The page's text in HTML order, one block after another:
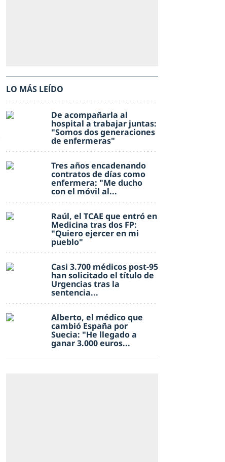
LO MÁS LEÍDO
De acompañarla al
hospital a trabajar juntas:
"Somos dos generaciones
de enfermeras"
Tres años encadenando
contratos de días como
enfermera: "Me ducho
con el móvil al...
Raúl, el TCAE que entró en
Medicina tras dos FP:
"Quiero ejercer en mi
pueblo"
Casi 3.700 médicos post-95
han solicitado el título de
Urgencias tras la
sentencia...
Alberto, el médico que
cambió España por
Suecia: "He llegado a
ganar 3.000 euros...